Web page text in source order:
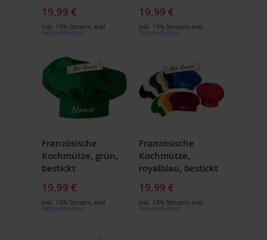
19,99 €
Inkl. 19% Steuern, exkl.
Versandkosten
19,99 €
Inkl. 19% Steuern, exkl.
Versandkosten
Französische
Kochmütze, grün,
bestickt
19,99 €
Inkl. 19% Steuern, exkl.
Versandkosten
Französische
Kochmütze,
royalblau, bestickt
19,99 €
Inkl. 19% Steuern, exkl.
Versandkosten